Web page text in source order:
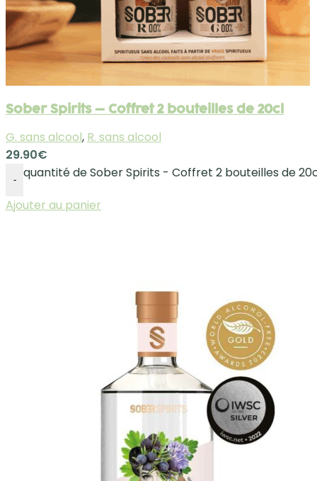
Sober Spirits – Coffret 2 bouteilles de 20cl
G. sans alcool, R. sans alcool
29.90€
-
quantité de Sober Spirits - Coffret 2 bouteilles de
Ajouter au panier